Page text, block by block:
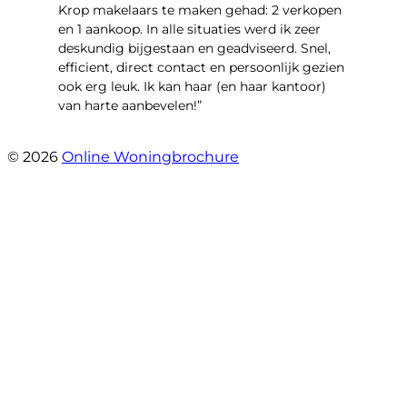
Krop makelaars te maken gehad: 2 verkopen
en 1 aankoop. In alle situaties werd ik zeer
deskundig bijgestaan en geadviseerd. Snel,
efficient, direct contact en persoonlijk gezien
ook erg leuk. Ik kan haar (en haar kantoor)
van harte aanbevelen!”
© 2026 Online Woningbrochure